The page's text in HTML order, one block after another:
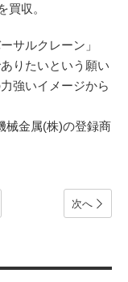
買収。
サルクレーン」
りたいという願い
強いイメージから
械金属(株)の登録商
次へ